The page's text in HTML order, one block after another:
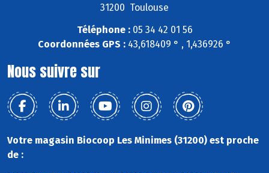
31200 Toulouse
Téléphone :05 34 42 01 56
Coordonnées GPS : 43,618409 ° , 1,436926 °
Nous suivre sur
Votre magasin Biocoop Les Minimes (31200) est proche
de :